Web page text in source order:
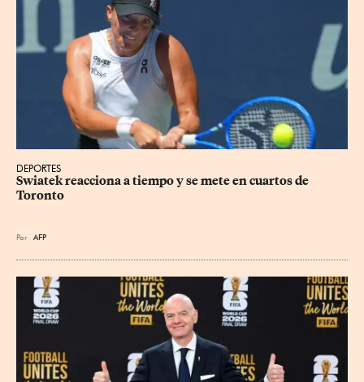
DEPORTES
Swiatek reacciona a tiempo y se mete en cuartos de
Toronto
Por AFP